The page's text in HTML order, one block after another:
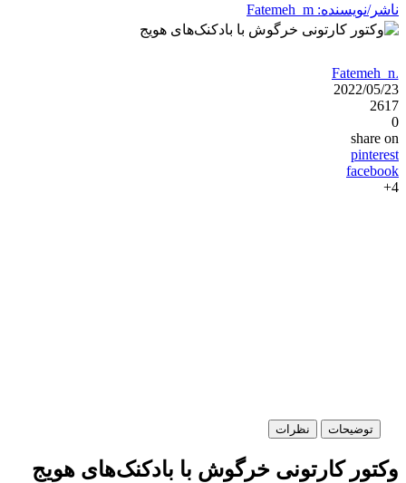
ناشر/نویسنده: Fatemeh_m
Fatemeh_m
2022/05/23
2617
0
share on
pinterest
facebook
4+
توضیحات نظرات
وکتور کارتونی خرگوش با بادکنک‌های هویج